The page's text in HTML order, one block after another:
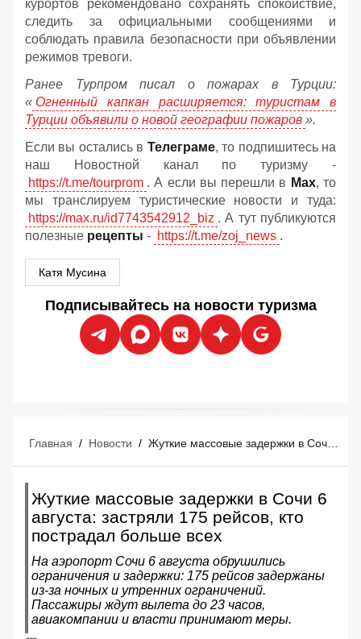
курортов рекомендовано сохранять спокойствие,
следить за официальными сообщениями и
соблюдать правила безопасности при объявлении
режимов тревоги.
Ранее Турпром писал о пожарах в Турции:
« Огненный капкан расширяется: туристам в
Турции объявили о новой географии пожаров ».
Если вы остались в Телеграме, то подпишитесь на
наш Новостной канал по туризму -
https://t.me/tourprom . А если вы перешли в Мах, то
мы транслируем туристические новости и туда:
https://max.ru/id7743542912_biz . А тут публикуются
полезные рецепты - https://t.me/zoj_news .
Катя Мусина
Подписывайтесь на новости туризма
Главная / Новости /
Жуткие массовые задержки в Сочи 6
августа: застряли 175 рейсов, кто
пострадал больше всех
На аэропорт Сочи 6 августа обрушились
ограничения и задержки: 175 рейсов задержаны
из-за ночных и утренних ограничений.
Пассажиры ждут вылета до 23 часов,
авиакомпании и власти принимают меры.